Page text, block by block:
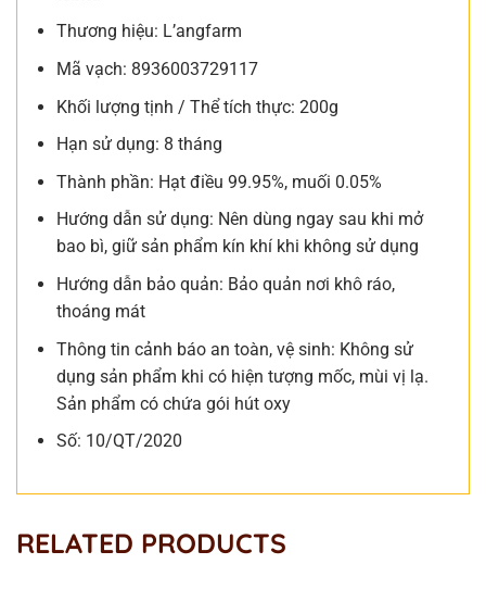
Thương hiệu: L’angfarm
Mã vạch: 8936003729117
Khối lượng tịnh / Thể tích thực: 200g
Hạn sử dụng: 8 tháng
Thành phần: Hạt điều 99.95%, muối 0.05%
Hướng dẫn sử dụng: Nên dùng ngay sau khi mở
bao bì, giữ sản phẩm kín khí khi không sử dụng
Hướng dẫn bảo quản: Bảo quản nơi khô ráo,
thoáng mát
Thông tin cảnh báo an toàn, vệ sinh: Không sử
dụng sản phẩm khi có hiện tượng mốc, mùi vị lạ.
Sản phẩm có chứa gói hút oxy
Số: 10/QT/2020
RELATED PRODUCTS